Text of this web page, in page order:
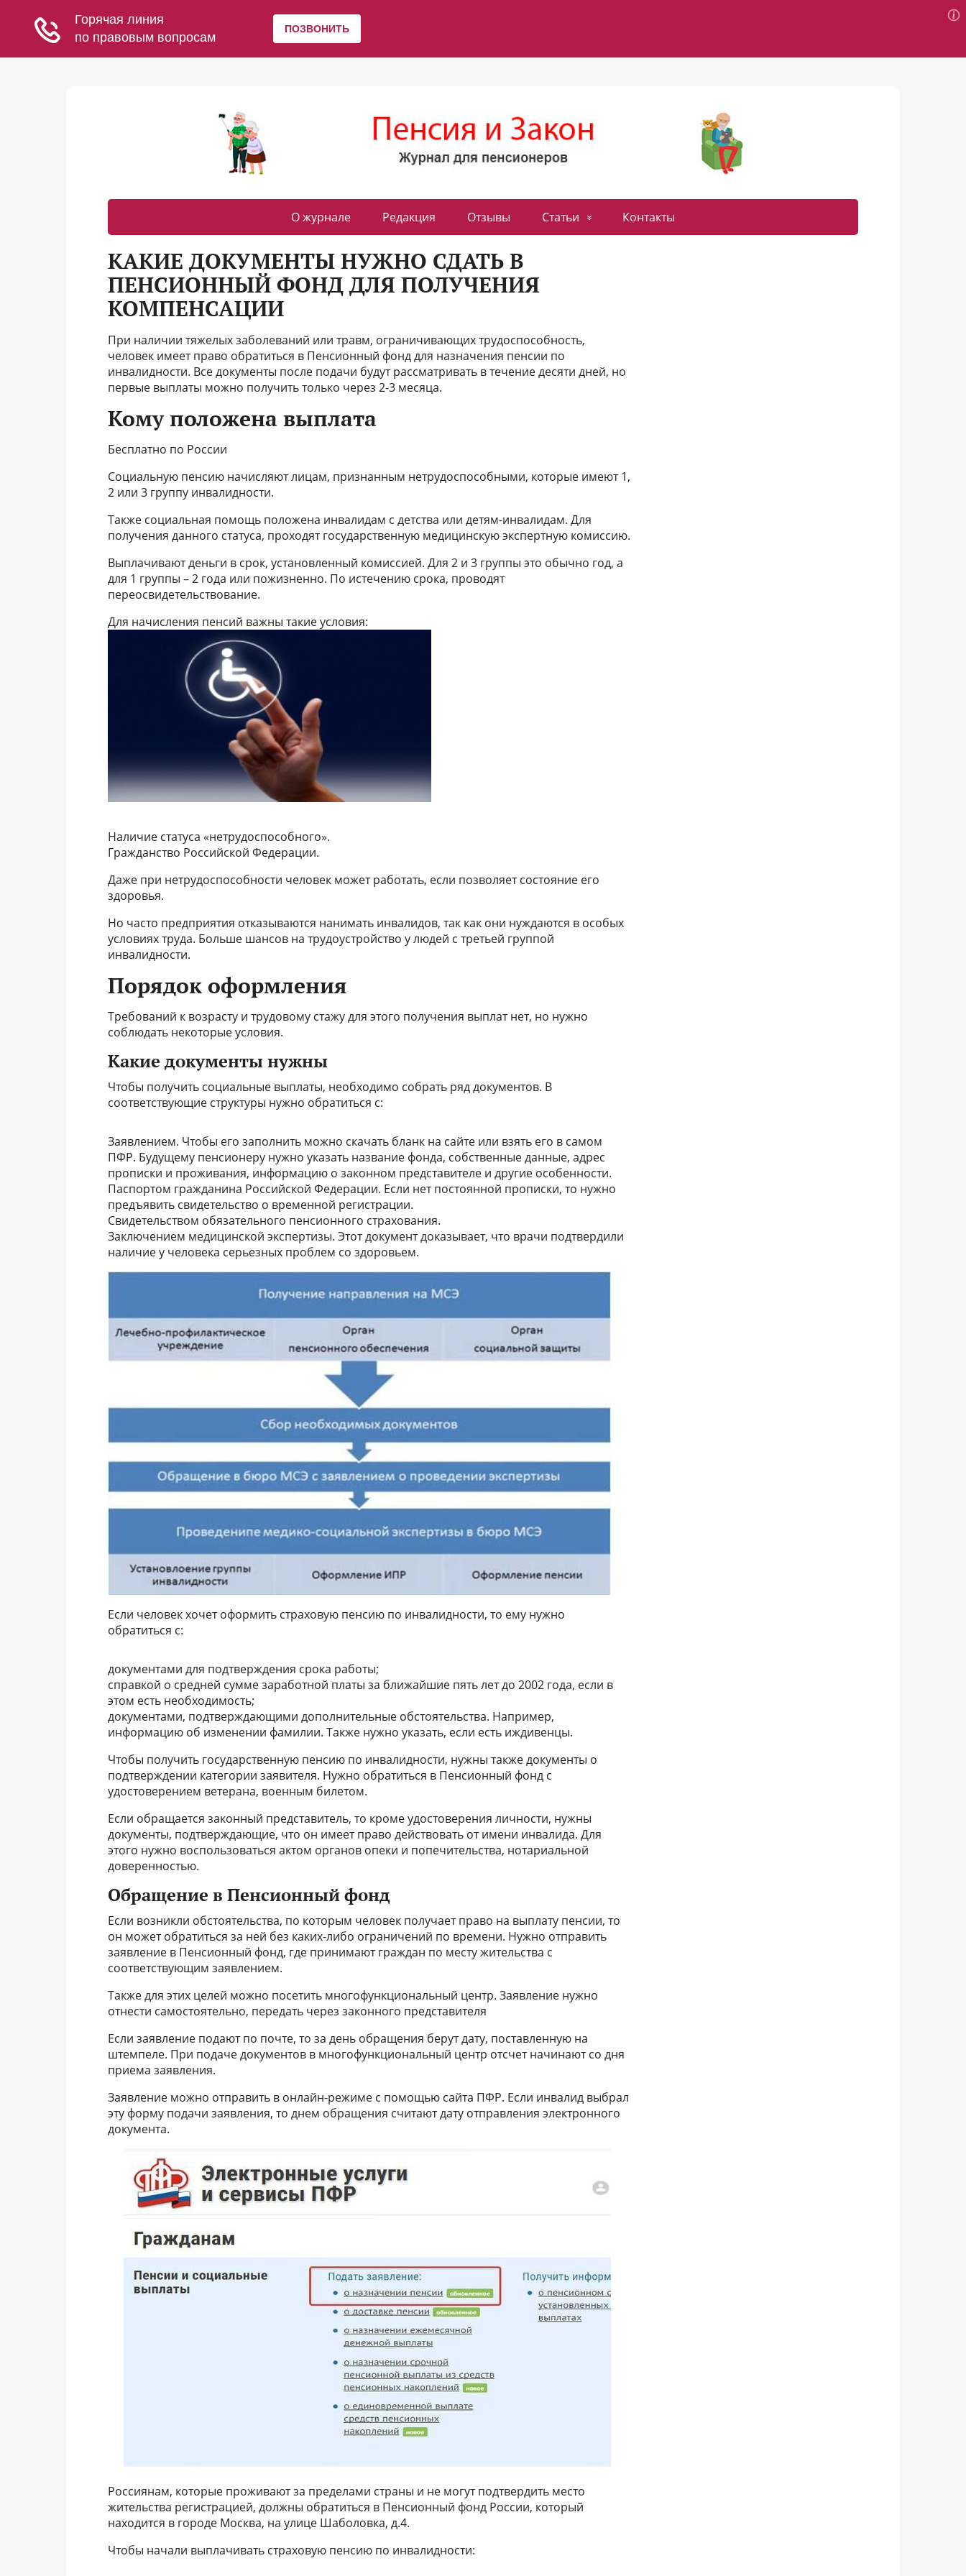
О журнале Редакция Отзывы Статьи Контакты
КАКИЕ ДОКУМЕНТЫ НУЖНО СДАТЬ В
ПЕНСИОННЫЙ ФОНД ДЛЯ ПОЛУЧЕНИЯ
КОМПЕНСАЦИИ
При наличии тяжелых заболеваний или травм, ограничивающих трудоспособность,
человек имеет право обратиться в Пенсионный фонд для назначения пенсии по
инвалидности. Все документы после подачи будут рассматривать в течение десяти дней, но
первые выплаты можно получить только через 2-3 месяца.
Кому положена выплата
Бесплатно по России
Социальную пенсию начисляют лицам, признанным нетрудоспособными, которые имеют 1,
2 или 3 группу инвалидности.
Также социальная помощь положена инвалидам с детства или детям-инвалидам. Для
получения данного статуса, проходят государственную медицинскую экспертную комиссию.
Выплачивают деньги в срок, установленный комиссией. Для 2 и 3 группы это обычно год, а
для 1 группы – 2 года или пожизненно. По истечению срока, проводят
переосвидетельствование.
Для начисления пенсий важны такие условия:
Наличие статуса «нетрудоспособного».
Гражданство Российской Федерации.
Даже при нетрудоспособности человек может работать, если позволяет состояние его
здоровья.
Но часто предприятия отказываются нанимать инвалидов, так как они нуждаются в особых
условиях труда. Больше шансов на трудоустройство у людей с третьей группой
инвалидности.
Порядок оформления
Требований к возрасту и трудовому стажу для этого получения выплат нет, но нужно
соблюдать некоторые условия.
Какие документы нужны
Чтобы получить социальные выплаты, необходимо собрать ряд документов. В
соответствующие структуры нужно обратиться с:
Заявлением. Чтобы его заполнить можно скачать бланк на сайте или взять его в самом
ПФР. Будущему пенсионеру нужно указать название фонда, собственные данные, адрес
прописки и проживания, информацию о законном представителе и другие особенности.
Паспортом гражданина Российской Федерации. Если нет постоянной прописки, то нужно
предъявить свидетельство о временной регистрации.
Свидетельством обязательного пенсионного страхования.
Заключением медицинской экспертизы. Этот документ доказывает, что врачи подтвердили
наличие у человека серьезных проблем со здоровьем.
Если человек хочет оформить страховую пенсию по инвалидности, то ему нужно
обратиться с:
документами для подтверждения срока работы;
справкой о средней сумме заработной платы за ближайшие пять лет до 2002 года, если в
этом есть необходимость;
документами, подтверждающими дополнительные обстоятельства. Например,
информацию об изменении фамилии. Также нужно указать, если есть иждивенцы.
Чтобы получить государственную пенсию по инвалидности, нужны также документы о
подтверждении категории заявителя. Нужно обратиться в Пенсионный фонд с
удостоверением ветерана, военным билетом.
Если обращается законный представитель, то кроме удостоверения личности, нужны
документы, подтверждающие, что он имеет право действовать от имени инвалида. Для
этого нужно воспользоваться актом органов опеки и попечительства, нотариальной
доверенностью.
Обращение в Пенсионный фонд
Если возникли обстоятельства, по которым человек получает право на выплату пенсии, то
он может обратиться за ней без каких-либо ограничений по времени. Нужно отправить
заявление в Пенсионный фонд, где принимают граждан по месту жительства с
соответствующим заявлением.
Также для этих целей можно посетить многофункциональный центр. Заявление нужно
отнести самостоятельно, передать через законного представителя
Если заявление подают по почте, то за день обращения берут дату, поставленную на
штемпеле. При подаче документов в многофункциональный центр отсчет начинают со дня
приема заявления.
Заявление можно отправить в онлайн-режиме с помощью сайта ПФР. Если инвалид выбрал
эту форму подачи заявления, то днем обращения считают дату отправления электронного
документа.
Россиянам, которые проживают за пределами страны и не могут подтвердить место
жительства регистрацией, должны обратиться в Пенсионный фонд России, который
находится в городе Москва, на улице Шаболовка, д.4.
Чтобы начали выплачивать страховую пенсию по инвалидности: